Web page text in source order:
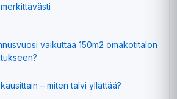
merkittävästi
vaikuttaa 150m2 omakotitalon
– miten talvi yllättää?